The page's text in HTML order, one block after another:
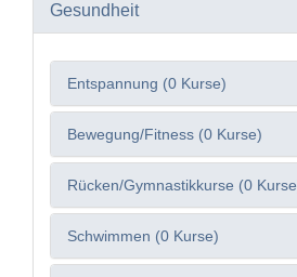
Gesundheit
Entspannung (0 Kurse)
Bewegung/Fitness (0 Kurse)
Rücken/Gymnastikkurse (0
Schwimmen (0 Kurse)